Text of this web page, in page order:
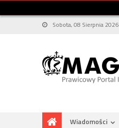
Sobota, 08 Sierpnia 2026
Wiadomości